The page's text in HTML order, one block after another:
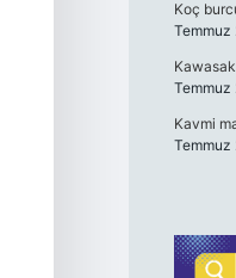
Koç
Temmuz
Temmuz
Kavmi
Temmuz